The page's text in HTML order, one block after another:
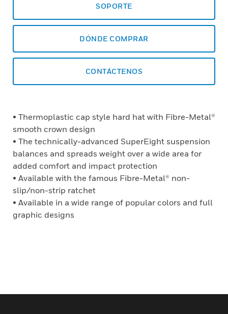
SOPORTE
DÓNDE COMPRAR
CONTÁCTENOS
• Thermoplastic cap style hard hat with Fibre-Metal®
smooth crown design
• The technically-advanced SuperEight suspension
balances and spreads weight over a wide area for
added comfort and impact protection
• Available with the famous Fibre-Metal® non-
slip/non-strip ratchet
• Available in a wide range of popular colors and full
graphic designs